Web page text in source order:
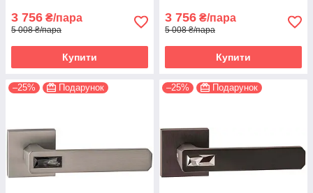
3 756 ₴/пара
5 008 ₴/пара
Купити
3 756 ₴/пара
5 008 ₴/пара
Купити
–25% Подарунок –25% Подарунок